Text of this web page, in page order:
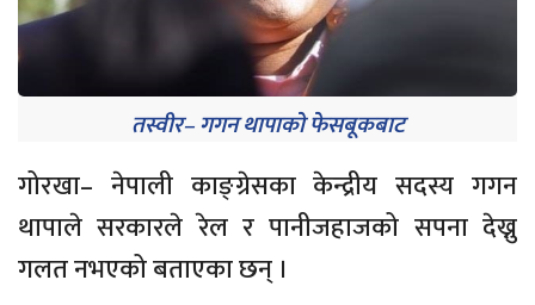
तस्वीर– गगन थापाको फेसबूकबाट
गोरखा– नेपाली काङ्ग्रेसका केन्द्रीय सदस्य गगन
थापाले सरकारले रेल र पानीजहाजको सपना देख्नु
गलत नभएको बताएका छन् ।